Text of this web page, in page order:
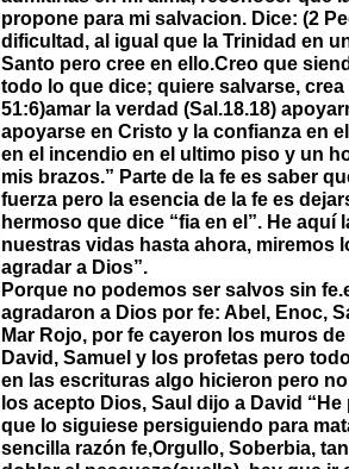
propone para mi salvacion. Dice: (2
dificultad, al igual que la Trinidad en
Santo pero cree en ello.Creo que
todo lo que dice; quiere salvarse,
51:6)amar la verdad (Sal.18.18)
apoyarse en Cristo y la confianza en
en el incendio en el ultimo piso y un
mis brazos.” Parte de la fe es saber
fuerza pero la esencia de la fe es
hermoso que dice “fia en el”. He
nuestras vidas hasta ahora, miremos
agradar a Dios”.
Porque no podemos ser salvos sin
agradaron a Dios por fe: Abel, Enoc,
Mar Rojo, por fe cayeron los muros
David, Samuel y los profetas pero
en las escrituras algo hicieron pero
los acepto Dios, Saul dijo a David
que lo siguiese persiguiendo para
sencilla razón fe,Orgullo, Soberbia,